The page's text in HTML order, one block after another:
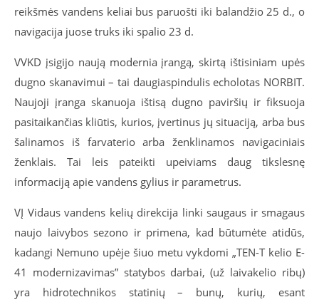
reikšmės vandens keliai bus paruošti iki balandžio 25 d., o
navigacija juose truks iki spalio 23 d.
VVKD įsigijo naują modernia įrangą, skirtą ištisiniam upės
dugno skanavimui – tai daugiaspindulis echolotas NORBIT.
Naujoji įranga skanuoja ištisą dugno paviršių ir fiksuoja
pasitaikančias kliūtis, kurios, įvertinus jų situaciją, arba bus
šalinamos iš farvaterio arba ženklinamos navigaciniais
ženklais. Tai leis pateikti upeiviams daug tikslesnę
informaciją apie vandens gylius ir parametrus.
VĮ Vidaus vandens kelių direkcija linki saugaus ir smagaus
naujo laivybos sezono ir primena, kad būtumėte atidūs,
kadangi Nemuno upėje šiuo metu vykdomi „TEN-T kelio E-
41 modernizavimas” statybos darbai, (už laivakelio ribų)
yra hidrotechnikos statinių – bunų, kurių, esant